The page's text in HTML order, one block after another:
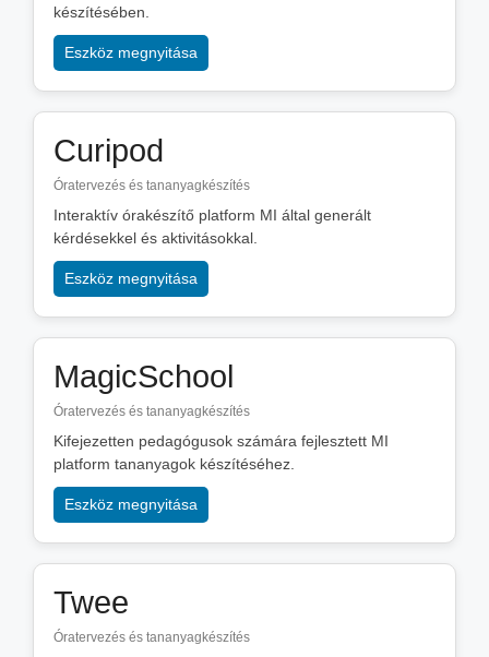
készítésében.
Eszköz megnyitása
Curipod
Óratervezés és tananyagkészítés
Interaktív órakészítő platform MI által generált
kérdésekkel és aktivitásokkal.
Eszköz megnyitása
MagicSchool
Óratervezés és tananyagkészítés
Kifejezetten pedagógusok számára fejlesztett MI
platform tananyagok készítéséhez.
Eszköz megnyitása
Twee
Óratervezés és tananyagkészítés